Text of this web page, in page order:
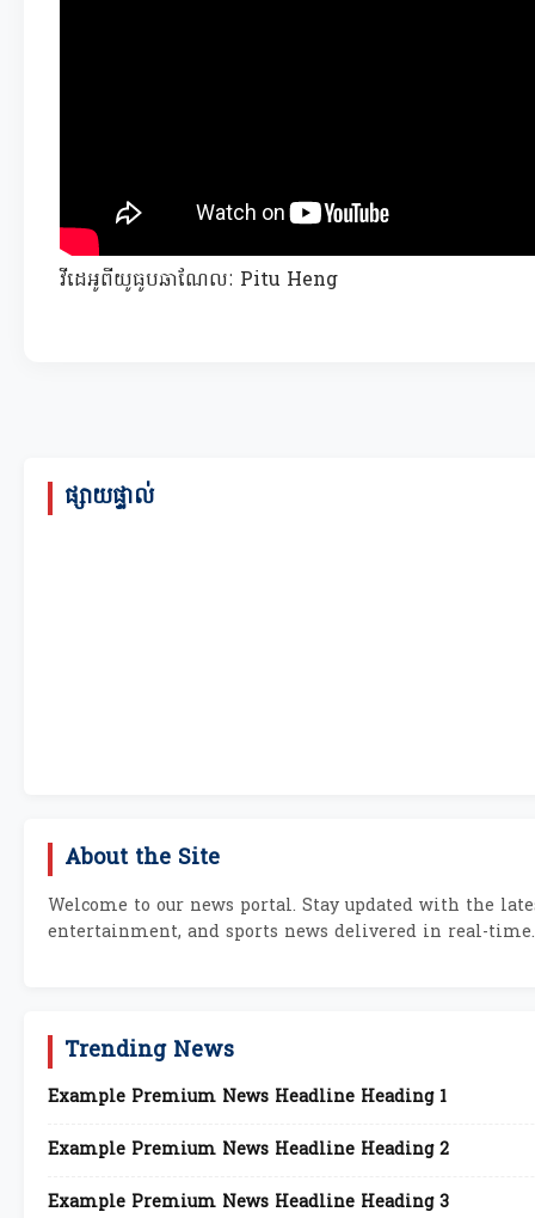
វីដេអូពីយូធូបឆាណែលៈ Pitu Heng
ផ្សាយផ្ទាល់
About the Site
Welcome to our news portal. Stay updated with the
entertainment, and sports news delivered in real-time.
Trending News
Example Premium News Headline Heading 1
Example Premium News Headline Heading 2
Example Premium News Headline Heading 3